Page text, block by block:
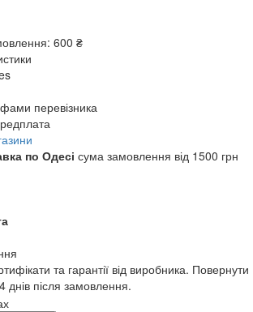
600 ₴
перевізника
по Одесі сума замовлення від 1500 грн
та гарантії від виробника. Повернути
днів після замовлення.